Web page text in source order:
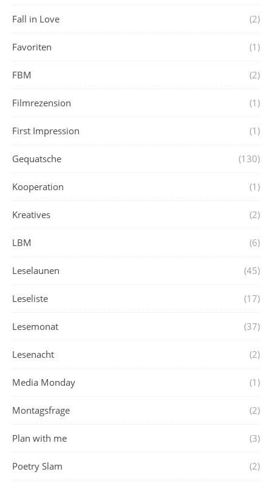
Fall in Love (2)
Favoriten (1)
FBM (2)
Filmrezension (1)
First Impression (1)
Gequatsche (130)
Kooperation (1)
Kreatives (2)
LBM (6)
Leselaunen (45)
Leseliste (17)
Lesemonat (37)
Lesenacht (2)
Media Monday (1)
Montagsfrage (2)
Plan with me (3)
Poetry Slam (2)